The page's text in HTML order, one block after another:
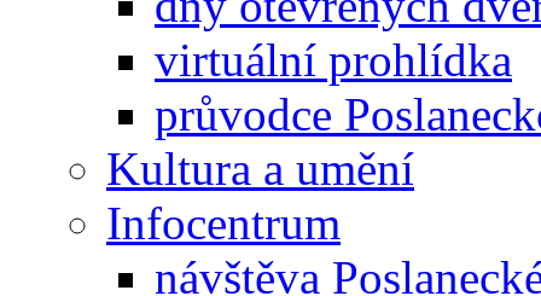
virtuální prohlídka
průvodce
Kultura a umění
Infocentrum
návštěva